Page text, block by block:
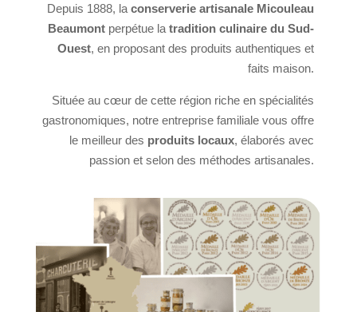
Depuis 1888, laconserverie artisanale Micouleau
Beaumont perpétue latradition culinaire du Sud-
Ouest, en proposant des produits authentiques et
faits maison.
Située au cœur de cette région riche en spécialités
gastronomiques, notre entreprise familiale vous offre
le meilleur des produits locaux, élaborés avec
passion et selon des méthodes artisanales.